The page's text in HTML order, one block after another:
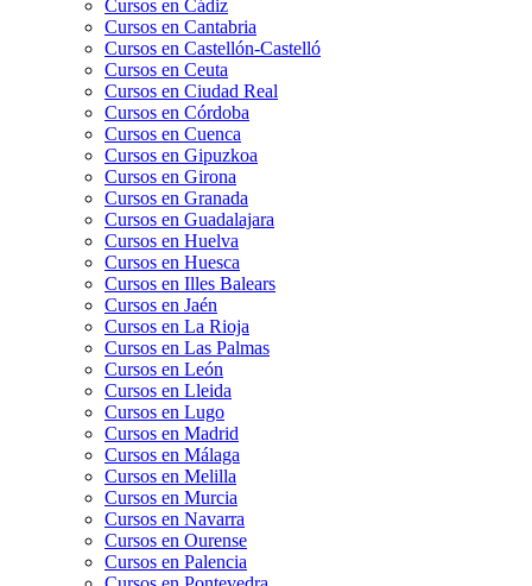
Cursos en Cádiz
Cursos en Cantabria
Cursos en Castellón-Castelló
Cursos en Ceuta
Cursos en Ciudad Real
Cursos en Córdoba
Cursos en Cuenca
Cursos en Gipuzkoa
Cursos en Girona
Cursos en Granada
Cursos en Guadalajara
Cursos en Huelva
Cursos en Huesca
Cursos en Illes Balears
Cursos en Jaén
Cursos en La Rioja
Cursos en Las Palmas
Cursos en León
Cursos en Lleida
Cursos en Lugo
Cursos en Madrid
Cursos en Málaga
Cursos en Melilla
Cursos en Murcia
Cursos en Navarra
Cursos en Ourense
Cursos en Palencia